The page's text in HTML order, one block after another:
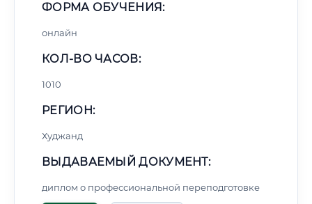
ФОРМА ОБУЧЕНИЯ:
онлайн
КОЛ-ВО ЧАСОВ:
1010
РЕГИОН:
Худжанд
ВЫДАВАЕМЫЙ ДОКУМЕНТ:
диплом о профессиональной переподготовке